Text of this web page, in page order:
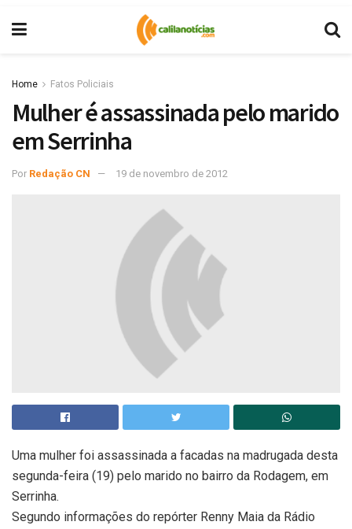
Home Fatos Policiais
Mulher é assassinada pelo marido
em Serrinha
Por Redação CN 19 de novembro de 2012
Uma mulher foi assassinada a facadas na madrugada desta
segunda-feira (19) pelo marido no bairro da Rodagem, em
Serrinha.
Segundo informações do repórter Renny Maia da Rádio